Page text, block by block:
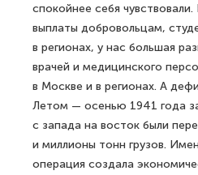
спокойнее себя
выплаты добровольцам,
в регионах, у нас большая
врачей и медицинского
в Москве и в регионах. А
Летом — осенью 1941 года
с запада на восток были
и миллионы тонн грузов.
операция создала